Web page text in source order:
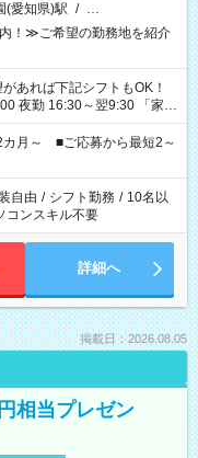
(愛知県)駅 / …
！≫ご希望の勤務地を紹介
16:30～翌9:30 「家族
て夕飯の準備がしたい」
、ご希望を教えてください
合計で週40時間を超える場
カ月～ ■ご応募から最短2～
自由 / シフト勤務 / 10名以
コンスキル不要
詳細へ
掲載日：2026.08.05
相当プレゼン